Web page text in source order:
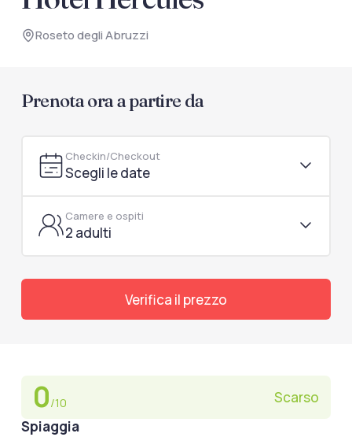
documenti di viaggio.
Accedi / Registrati
Roseto degli Abruzzi
Prenota ora a partire da
Checkin/Checkout
Scegli le date
Camere e ospiti
2 adulti
Verifica il prezzo
0/10
Scarso
Spiaggia